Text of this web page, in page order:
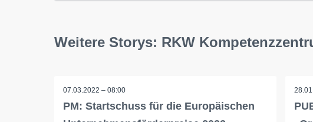
Weitere Storys: RKW
07.03.2022 – 08:00
PM: Startschuss für die Europäischen